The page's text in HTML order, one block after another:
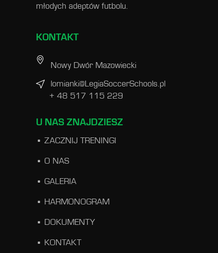
młodych adeptów futbolu.
KONTAKT
Nowy Dwór Mazowiecki
lomianki@LegiaSoccerSchools.pl
+ 48 517 115 229
U NAS ZNAJDZIESZ
ZACZNIJ TRENINGI
O NAS
GALERIA
HARMONOGRAM
DOKUMENTY
KONTAKT